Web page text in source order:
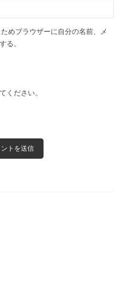
めブラウザーに自分の名前、メ
る。
ください。